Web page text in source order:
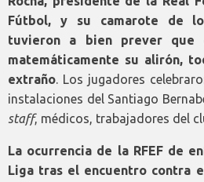
Fútbol, y su camarote de
tuvieron a bien prever que
matemáticamente su alirón,
extraño. Los jugadores
instalaciones del Santiago
staff, médicos, trabajadores del
La ocurrencia de la RFEF de
Liga tras el encuentro contra